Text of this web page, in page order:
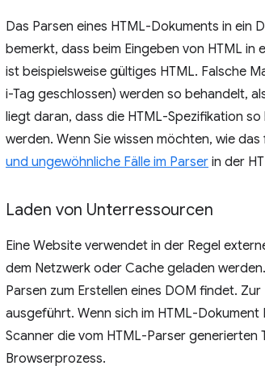
Das Parsen eines HTML-Dokuments in ein
bemerkt, dass beim Eingeben von HTML in
ist beispielsweise gültiges HTML. Falsche
i-Tag geschlossen) werden so behandelt,
liegt daran, dass die HTML-Spezifikation
werden. Wenn Sie wissen möchten, wie
und ungewöhnliche Fälle im Parser in der
Laden von Unterressourcen
Eine Website verwendet in der Regel
dem Netzwerk oder Cache geladen
Parsen zum Erstellen eines DOM findet.
ausgeführt. Wenn sich im HTML-Dokument
Scanner die vom HTML-Parser
Browserprozess.